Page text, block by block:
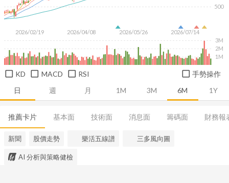
日 週 月 1M 3M 6M 1Y
2026/02/19 2026/04/08 2026/05/26 2026/07/14
500
1M
2M
3M
KD MACD RSI 手勢操作
推薦卡片 基本面 技術面 消息面 籌碼面 財務報
新聞 股價走勢 樂活五線譜 三多風向圖
AI 分析與策略健檢